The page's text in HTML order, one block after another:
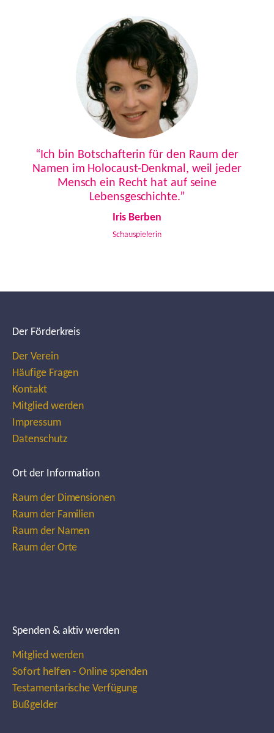
“Ich bin Botschafterin für den Raum der
Namen im Holocaust-Denkmal, weil jeder
Mensch ein Recht hat auf seine
Lebensgeschichte.”
Iris Berben
Schauspielerin
Der Förderkreis
Der Verein
Häufige Fragen
Kontakt
Mitglied werden
Impressum
Datenschutz
Ort der Information
Raum der Dimensionen
Raum der Familien
Raum der Namen
Raum der Orte
Spenden & aktiv werden
Mitglied werden
Sofort helfen - Online spenden
Testamentarische Verfügung
Bußgelder